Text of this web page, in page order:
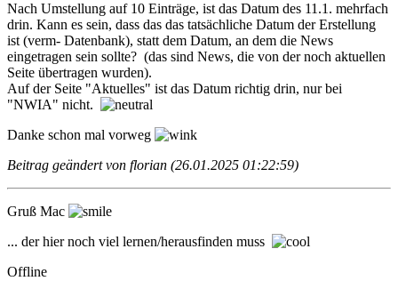
Nach Umstellung auf 10 Einträge, ist das Datum des 11.1. mehrfach
drin. Kann es sein, dass das das tatsächliche Datum der Erstellung
ist (verm- Datenbank), statt dem Datum, an dem die News
eingetragen sein sollte? (das sind News, die von der noch aktuellen
Seite übertragen wurden).
Auf der Seite "Aktuelles" ist das Datum richtig drin, nur bei
"NWIA" nicht.
Danke schon mal vorweg
Beitrag geändert von florian (26.01.2025 01:22:59)
Gruß Mac
... der hier noch viel lernen/herausfinden muss
Offline